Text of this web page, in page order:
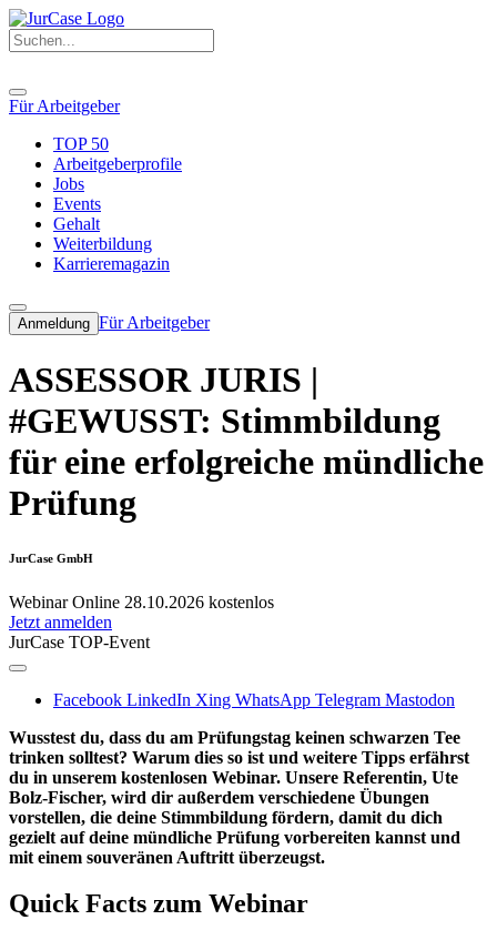
Für Arbeitgeber
TOP 50
Arbeitgeberprofile
Jobs
Events
Gehalt
Weiterbildung
Karrieremagazin
Anmeldung Für Arbeitgeber
ASSESSOR JURIS |
#GEWUSST: Stimmbildung
für eine erfolgreiche mündliche
Prüfung
JurCase GmbH
WebinarOnline 28.10.2026 kostenlos
Jetzt anmelden
JurCase TOP-Event
Facebook LinkedIn Xing WhatsApp Telegram Mastodon
Wusstest du, dass du am Prüfungstag keinen schwarzen Tee
trinken solltest? Warum dies so ist und weitere Tipps erfährst
du in unserem kostenlosen Webinar. Unsere Referentin, Ute
Bolz-Fischer, wird dir außerdem verschiedene Übungen
vorstellen, die deine Stimmbildung fördern, damit du dich
gezielt auf deine mündliche Prüfung vorbereiten kannst und
mit einem souveränen Auftritt überzeugst.
Quick Facts zum Webinar